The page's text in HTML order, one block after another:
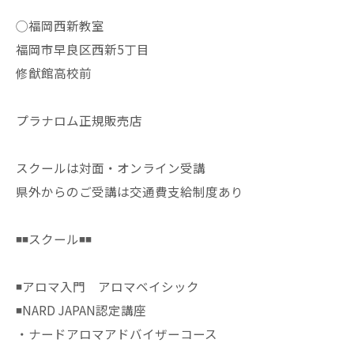
◯福岡西新教室
福岡市早良区西新5丁目
修猷館高校前
プラナロム正規販売店
スクールは対面・オンライン受講
県外からのご受講は交通費支給制度あり
◾️◾️スクール◾️◾️
◾️アロマ入門 アロマベイシック
◾️NARD JAPAN認定講座
・ナードアロマアドバイザーコース